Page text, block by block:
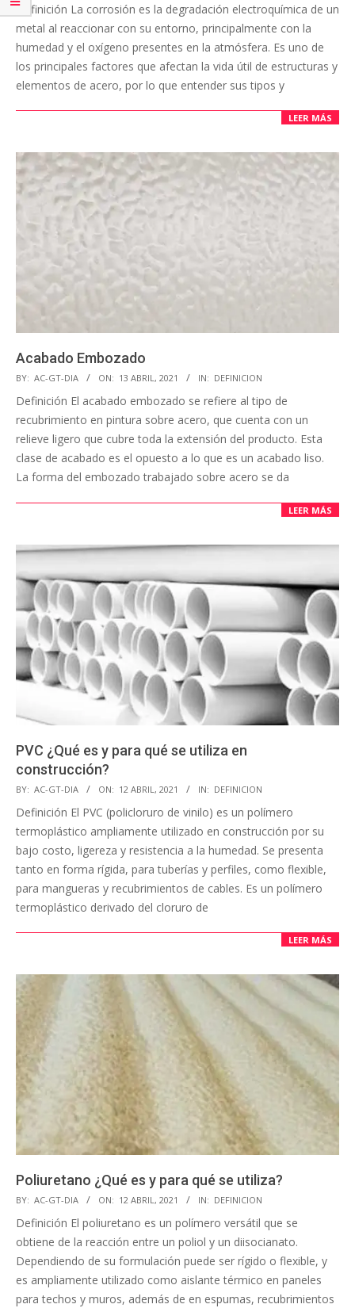
Definición La corrosión es la degradación electroquímica de un
metal al reaccionar con su entorno, principalmente con la
humedad y el oxígeno presentes en la atmósfera. Es uno de
los principales factores que afectan la vida útil de estructuras y
elementos de acero, por lo que entender sus tipos y
LEER MÁS
Acabado Embozado
BY: AC-GT-DIA ON: 13 ABRIL, 2021 IN: DEFINICION
Definición El acabado embozado se refiere al tipo de
recubrimiento en pintura sobre acero, que cuenta con un
relieve ligero que cubre toda la extensión del producto. Esta
clase de acabado es el opuesto a lo que es un acabado liso.
La forma del embozado trabajado sobre acero se da
LEER MÁS
PVC ¿Qué es y para qué se utiliza en
construcción?
BY: AC-GT-DIA ON: 12 ABRIL, 2021 IN: DEFINICION
Definición El PVC (policloruro de vinilo) es un polímero
termoplástico ampliamente utilizado en construcción por su
bajo costo, ligereza y resistencia a la humedad. Se presenta
tanto en forma rígida, para tuberías y perfiles, como flexible,
para mangueras y recubrimientos de cables. Es un polímero
termoplástico derivado del cloruro de
LEER MÁS
Poliuretano ¿Qué es y para qué se utiliza?
BY: AC-GT-DIA ON: 12 ABRIL, 2021 IN: DEFINICION
Definición El poliuretano es un polímero versátil que se
obtiene de la reacción entre un poliol y un diisocianato.
Dependiendo de su formulación puede ser rígido o flexible, y
es ampliamente utilizado como aislante térmico en paneles
para techos y muros, además de en espumas, recubrimientos